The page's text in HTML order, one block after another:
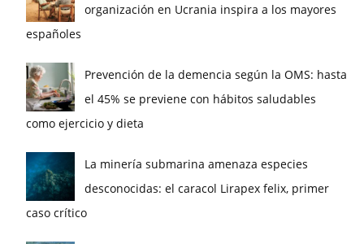
organización en Ucrania inspira a los mayores
españoles
Prevención de la demencia según la OMS: hasta
el 45% se previene con hábitos saludables
como ejercicio y dieta
La minería submarina amenaza especies
desconocidas: el caracol Lirapex felix, primer
caso crítico